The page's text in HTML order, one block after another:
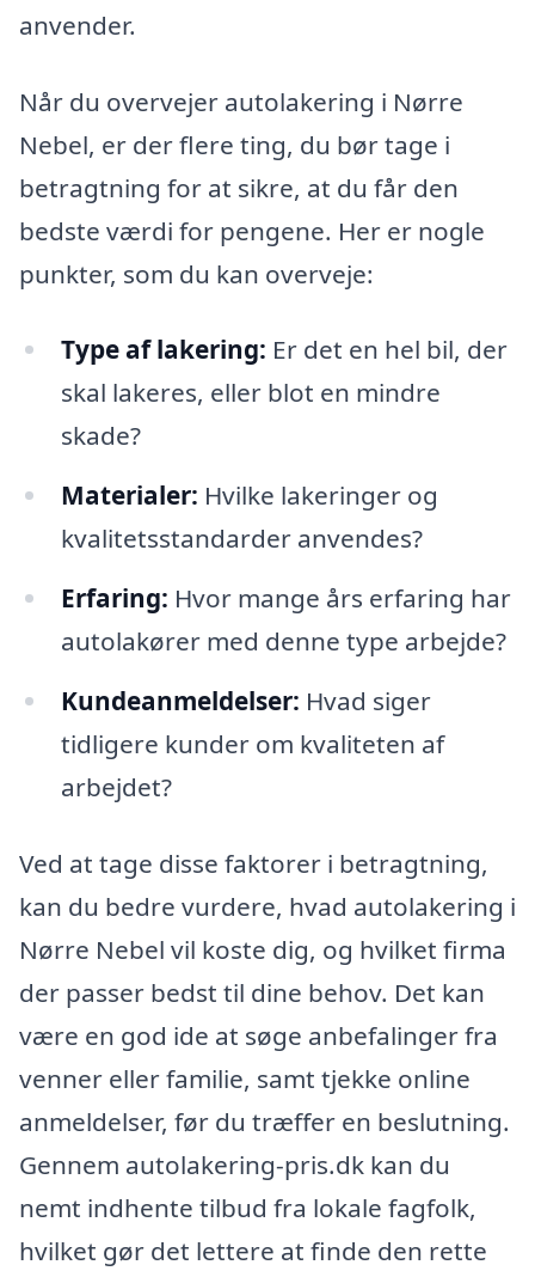
anvender.
Når du overvejer autolakering i Nørre
Nebel, er der flere ting, du bør tage i
betragtning for at sikre, at du får den
bedste værdi for pengene. Her er nogle
punkter, som du kan overveje:
Type af lakering: Er det en hel bil, der
skal lakeres, eller blot en mindre
skade?
Materialer: Hvilke lakeringer og
kvalitetsstandarder anvendes?
Erfaring: Hvor mange års erfaring har
autolakører med denne type arbejde?
Kundeanmeldelser: Hvad siger
tidligere kunder om kvaliteten af
arbejdet?
Ved at tage disse faktorer i betragtning,
kan du bedre vurdere, hvad autolakering i
Nørre Nebel vil koste dig, og hvilket firma
der passer bedst til dine behov. Det kan
være en god ide at søge anbefalinger fra
venner eller familie, samt tjekke online
anmeldelser, før du træffer en beslutning.
Gennem autolakering-pris.dk kan du
nemt indhente tilbud fra lokale fagfolk,
hvilket gør det lettere at finde den rette